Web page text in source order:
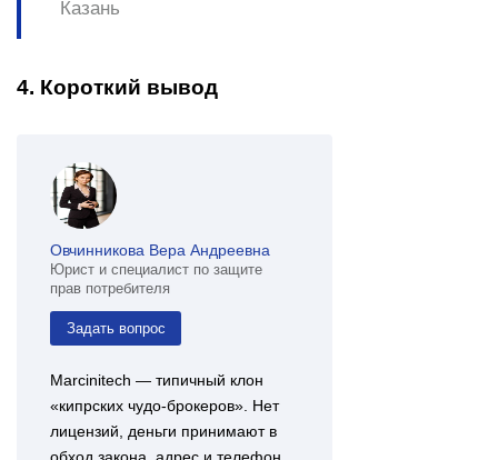
Казань
4. Короткий вывод
Овчинникова Вера Андреевна
Юрист и специалист по защите
прав потребителя
Задать вопрос
Marcinitech — типичный клон
«кипрских чудо‑брокеров». Нет
лицензий, деньги принимают в
обход закона, адрес и телефон